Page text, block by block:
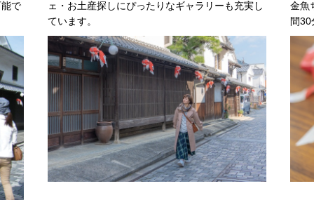
で
ェ・お土産探しにぴったりなギャラリーも充実し
ています。
金魚
間30